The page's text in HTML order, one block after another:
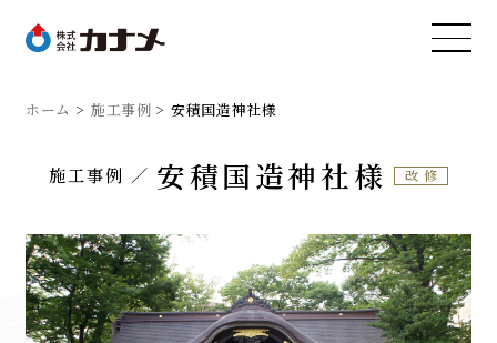
ホーム 施工事例 安積国造神社様
施工事例 安積国造神社様 改修